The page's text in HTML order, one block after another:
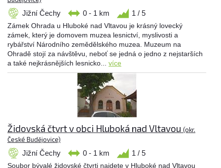
Jižní Čechy 0 - 1 km 1 / 5
Zámek Ohrada u Hluboké nad Vltavou je krásný lovecký
zámek, který je domovem muzea lesnictví, myslivosti a
rybářství Národního zemědělského muzea. Muzeum na
Ohradě stojí za návštěvu, neboť se jedná o jedno z nejstarších
a také nejkrásnějších lesnicko... více
Židovská čtvrt v obci Hluboká nad Vltavou (okr.
České Budějovice)
Jižní Čechy 0 - 1 km 1 / 5
Soubor bývalé židovské čtvrti najdete v Hluboké nad Vltavou